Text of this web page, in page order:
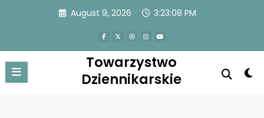
August 9, 2026 3:23:08 PM
Towarzystwo
Dziennikarskie